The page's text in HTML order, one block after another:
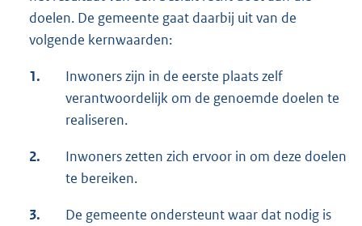
doelen. De gemeente gaat daarbij uit van de
volgende kernwaarden:
1.
Inwoners zijn in de eerste plaats zelf
verantwoordelijk om de genoemde doelen te
realiseren.
2.
Inwoners zetten zich ervoor in om deze doelen
te bereiken.
3.
De gemeente ondersteunt waar dat nodig is